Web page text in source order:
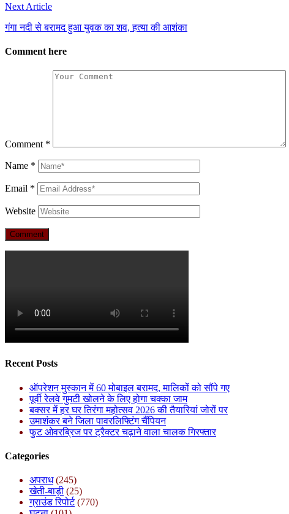
Next Article
गंगा नदी से बरामद हुआ युवक का शव, हत्या की आशंका
Comment here
Comment *
Name *
Email *
Website
Recent Posts
ऑपरेशन मुस्कान में 60 मोबाइल बरामद, मालिकों को सौंपे गए
पूर्वी रेलवे गुमटी खोलने के लिए होगा चक्का जाम
बक्सर में हर घर तिरंगा महोत्सव 2026 की तैयारियां जोरों पर
उमाशंकर बने जिला पावरलिफ्टिंग चैंपियन
फुट ओवरब्रिज पर ट्रैक्टर चढ़ाने वाला चालक गिरफ्तार
Categories
अपराध(245)
खेती-बाड़ी (25)
ग्राउंड रिपोर्ट(770)